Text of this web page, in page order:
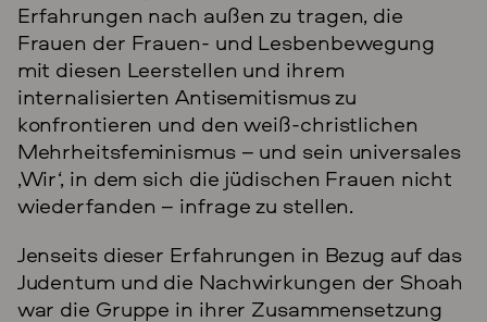
Erfahrungen nach außen zu tragen, die
Frauen der Frauen- und Lesbenbewegung
mit diesen Leerstellen und ihrem
internalisierten Antisemitismus zu
konfrontieren und den weiß-christlichen
Mehrheitsfeminismus – und sein universales
‚Wir‘, in dem sich die jüdischen Frauen nicht
wiederfanden – infrage zu stellen.
Jenseits dieser Erfahrungen in Bezug auf das
Judentum und die Nachwirkungen der Shoah
war die Gruppe in ihrer Zusammensetzung